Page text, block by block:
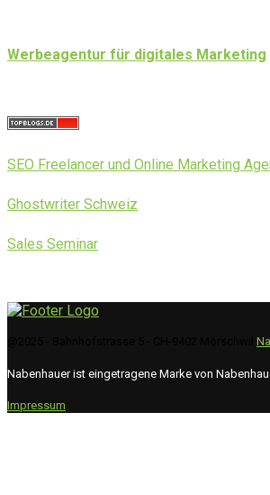
Werbeagentur für digitales Marketing
SEO Freelancer und Online Marketing
Ghostwriter Schweiz
Sales Seminar
Nabenhauer ist eingetragene Marke von
Impressum